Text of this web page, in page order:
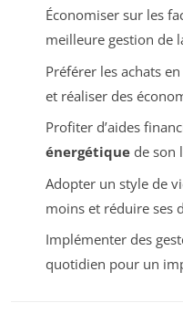
Économiser sur les
meilleure gestion de
Préférer les achats en
et réaliser des
Profiter d’aides
énergétiquede son
Adopter un style de
moins et réduire ses
Implémenter des
quotidien pour un